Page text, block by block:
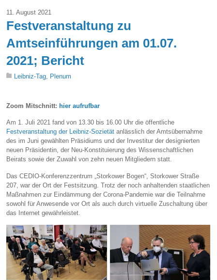
11. August 2021
Festveranstaltung zu
Amtseinführungen am 01.07.
2021; Bericht
Leibniz-Tag, Plenum
Zoom Mitschnitt: hier aufrufbar
Am 1. Juli 2021 fand von 13.30 bis 16.00 Uhr die öffentliche
Festveranstaltung der Leibniz-Sozietät anlässlich der Amtsübernahme
des im Juni gewählten Präsidiums und der Investitur der designierten
neuen Präsidentin, der Neu-Konstituierung des Wissenschaftlichen
Beirats sowie der Zuwahl von zehn neuen Mitgliedern statt.
Das CEDIO-Konferenzzentrum „Storkower Bogen“, Storkower Straße
207, war der Ort der Festsitzung. Trotz der noch anhaltenden staatlichen
Maßnahmen zur Eindämmung der Corona-Pandemie war die Teilnahme
sowohl für Anwesende vor Ort als auch durch virtuelle Zuschaltung über
das Internet gewährleistet.